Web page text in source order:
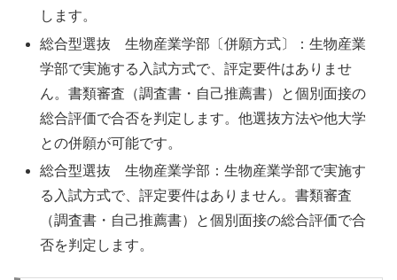
します。
総合型選抜 生物産業学部〔併願方式〕：生物産業
学部で実施する入試方式で、評定要件はありませ
ん。書類審査（調査書・自己推薦書）と個別面接の
総合評価で合否を判定します。他選抜方法や他大学
との併願が可能です。
総合型選抜 生物産業学部：生物産業学部で実施す
る入試方式で、評定要件はありません。書類審査
（調査書・自己推薦書）と個別面接の総合評価で合
否を判定します。